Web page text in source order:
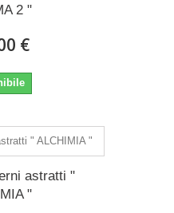
2 "
€
astratti "
"